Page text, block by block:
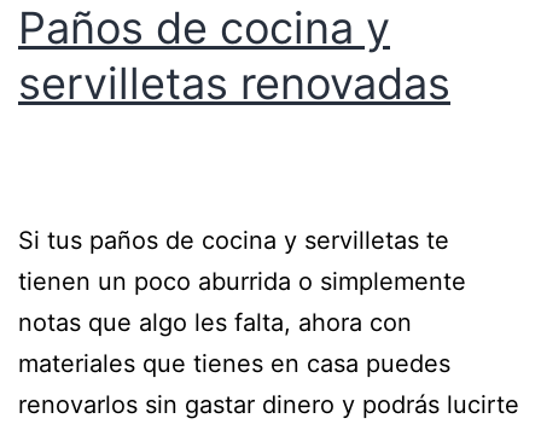
Paños de cocina y
servilletas renovadas
Si tus paños de cocina y servilletas te
tienen un poco aburrida o simplemente
notas que algo les falta, ahora con
materiales que tienes en casa puedes
renovarlos sin gastar dinero y podrás lucirte